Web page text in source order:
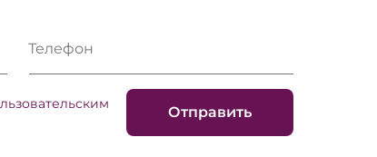
Телефон
Отправить